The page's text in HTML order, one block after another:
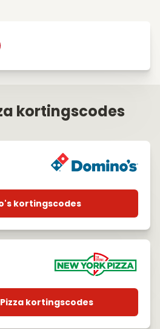
kortingscodes
kortingscodes
kortingscodes